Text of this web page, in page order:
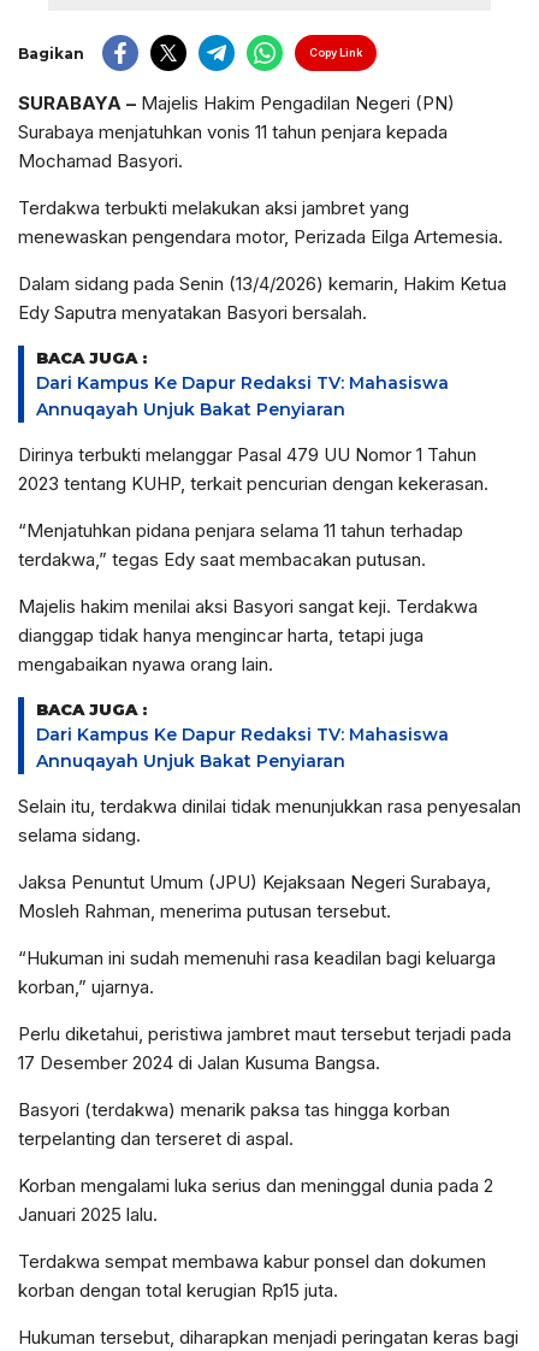
Bagikan Copy Link
SURABAYA – Majelis Hakim Pengadilan Negeri (PN)
Surabaya menjatuhkan vonis 11 tahun penjara kepada
Mochamad Basyori.
Terdakwa terbukti melakukan aksi jambret yang
menewaskan pengendara motor, Perizada Eilga Artemesia.
Dalam sidang pada Senin (13/4/2026) kemarin, Hakim Ketua
Edy Saputra menyatakan Basyori bersalah.
BACA JUGA :
Dari Kampus Ke Dapur Redaksi TV: Mahasiswa
Annuqayah Unjuk Bakat Penyiaran
Dirinya terbukti melanggar Pasal 479 UU Nomor 1 Tahun
2023 tentang KUHP, terkait pencurian dengan kekerasan.
“Menjatuhkan pidana penjara selama 11 tahun terhadap
terdakwa,” tegas Edy saat membacakan putusan.
Majelis hakim menilai aksi Basyori sangat keji. Terdakwa
dianggap tidak hanya mengincar harta, tetapi juga
mengabaikan nyawa orang lain.
BACA JUGA :
Dari Kampus Ke Dapur Redaksi TV: Mahasiswa
Annuqayah Unjuk Bakat Penyiaran
Selain itu, terdakwa dinilai tidak menunjukkan rasa penyesalan
selama sidang.
Jaksa Penuntut Umum (JPU) Kejaksaan Negeri Surabaya,
Mosleh Rahman, menerima putusan tersebut.
“Hukuman ini sudah memenuhi rasa keadilan bagi keluarga
korban,” ujarnya.
Perlu diketahui, peristiwa jambret maut tersebut terjadi pada
17 Desember 2024 di Jalan Kusuma Bangsa.
Basyori (terdakwa) menarik paksa tas hingga korban
terpelanting dan terseret di aspal.
Korban mengalami luka serius dan meninggal dunia pada 2
Januari 2025 lalu.
Terdakwa sempat membawa kabur ponsel dan dokumen
korban dengan total kerugian Rp15 juta.
Hukuman tersebut, diharapkan menjadi peringatan keras bagi